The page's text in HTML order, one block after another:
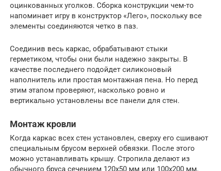
оцинкованных уголков. Сборка конструкции чем-то
напоминает игру в конструктор «Лего», поскольку все
элементы соединяются четко в паз.
Соединив весь каркас, обрабатывают стыки
герметиком, чтобы они были надежно закрыты. В
качестве последнего подойдет силиконовый
наполнитель или простая монтажная пена. Но перед
этим этапом проверяют, насколько ровно и
вертикально установлены все панели для стен.
Монтаж кровли
Когда каркас всех стен установлен, сверху его сшивают
специальным брусом верхней обвязки. После этого
можно устанавливать крышу. Стропила делают из
обычного бруса сечением 120х50 мм или 100х200 мм.